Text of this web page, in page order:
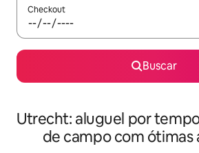
Checkout
Buscar
Utrecht: aluguel por
de campo com ótimas